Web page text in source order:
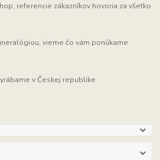
referencie zákazníkov hovoria za všetko
vieme čo vám ponúkame
v Českej republike